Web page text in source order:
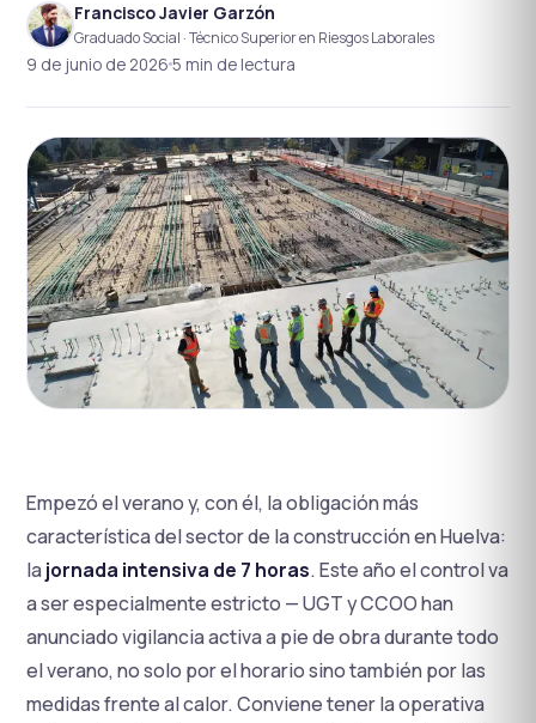
Francisco Javier Garzón
Graduado Social · Técnico Superior en Riesgos Laborales
9 de junio de 20265 min de lectura
Empezó el verano y, con él, la obligación más
característica del sector de la construcción en Huelva:
lajornada intensiva de 7 horas. Este año el control va
a ser especialmente estricto — UGT y CCOO han
anunciado vigilancia activa a pie de obra durante todo
el verano, no solo por el horario sino también por las
medidas frente al calor. Conviene tener la operativa